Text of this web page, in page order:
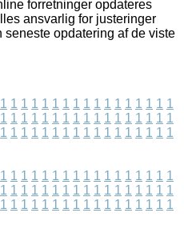
forretninger opdateres
ansvarlig for justeringer
opdatering af de viste
1 1 1 1 1 1 1 1 1 1 1 1 1 1 1 1 1
1 1 1 1 1 1 1 1 1 1 1 1 1 1 1 1 1
1 1 1 1 1 1 1 1 1 1 1 1 1 1 1 1 1
1 1 1 1 1 1 1 1 1 1 1 1 1 1 1 1 1
1 1 1 1 1 1 1 1 1 1 1 1 1 1 1 1 1
1 1 1 1 1 1 1 1 1 1 1 1 1 1 1 1 1